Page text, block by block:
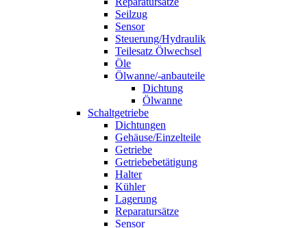
Seilzug
Sensor
Steuerung/Hydraulik
Teilesatz Ölwechsel
Öle
Ölwanne/-anbauteile
Dichtung
Ölwanne
Schaltgetriebe
Dichtungen
Gehäuse/Einzelteile
Getriebe
Getriebebetätigung
Halter
Kühler
Lagerung
Reparatursätze
Sensor